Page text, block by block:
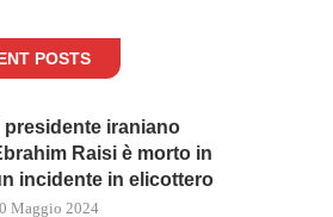
POSTS
Il presidente iraniano
Raisi è morto in
incidente in elicottero
Maggio 2024